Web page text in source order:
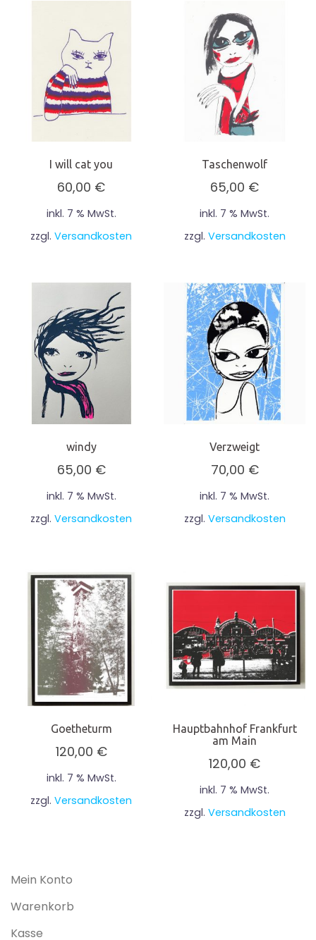
I will cat you
60,00 €
inkl. 7 % MwSt.
zzgl.Versandkosten
Taschenwolf
65,00 €
inkl. 7 % MwSt.
zzgl. Versandkosten
windy
65,00 €
inkl. 7 % MwSt.
zzgl.Versandkosten
Verzweigt
70,00 €
inkl. 7 % MwSt.
zzgl. Versandkosten
Goetheturm
120,00 €
inkl. 7 % MwSt.
zzgl.Versandkosten
Hauptbahnhof Frankfurt
am Main
120,00 €
inkl. 7 % MwSt.
zzgl. Versandkosten
Mein Konto
Warenkorb
Kasse